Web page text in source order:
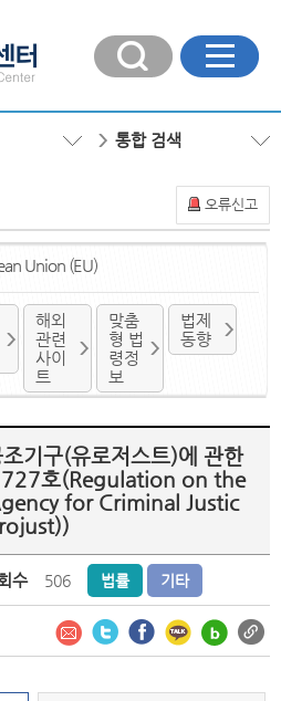
통합 검색
오류신고
Union (EU)
해외
관련
사이
트
맞춤
형 법
령정
보
법제
동향
기구(유로저스트)에 관한
호(Regulation on the
for Criminal Justic
수 506 법률 기타